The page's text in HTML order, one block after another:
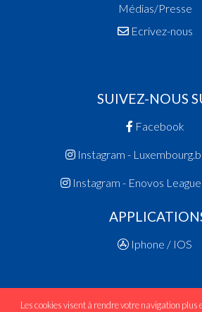
Médias/Presse
Ecrivez-nous
SUIVEZ-NOUS
Facebook
Instagram -
Instagram - Enovos
Iphone / IOS
Les cookies visent à rendre votre navigation